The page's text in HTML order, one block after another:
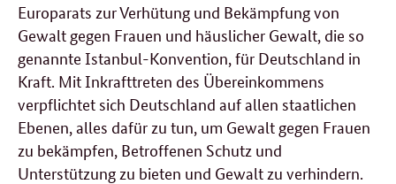
Europarats zur Verhütung und Bekämpfung von
Gewalt gegen Frauen und häuslicher Gewalt, die so
genannte Istanbul-Konvention, für Deutschland in
Kraft. Mit Inkrafttreten des Übereinkommens
verpflichtet sich Deutschland auf allen staatlichen
Ebenen, alles dafür zu tun, um Gewalt gegen Frauen
zu bekämpfen, Betroffenen Schutz und
Unterstützung zu bieten und Gewalt zu verhindern.